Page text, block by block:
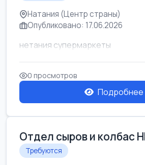
Натания (Центр страны)
Опубликовано: 17.06.2026
нетания супермаркеты
0 просмотров
Подробнее
Отдел сыров и колбас
Требуются